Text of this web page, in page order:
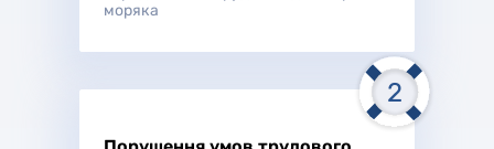
моряка